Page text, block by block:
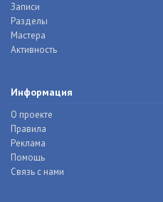
Записи
Разделы
Мастера
Активность
Информация
О проекте
Правила
Реклама
Помощь
Связь с нами